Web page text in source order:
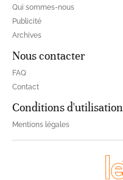
Qui sommes-nous
Publicité
Archives
Nous contacter
FAQ
Contact
Conditions d'utilisation
Mentions légales